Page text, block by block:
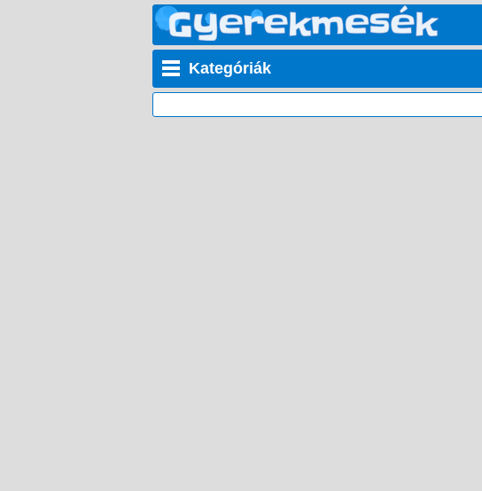
Kategóriák